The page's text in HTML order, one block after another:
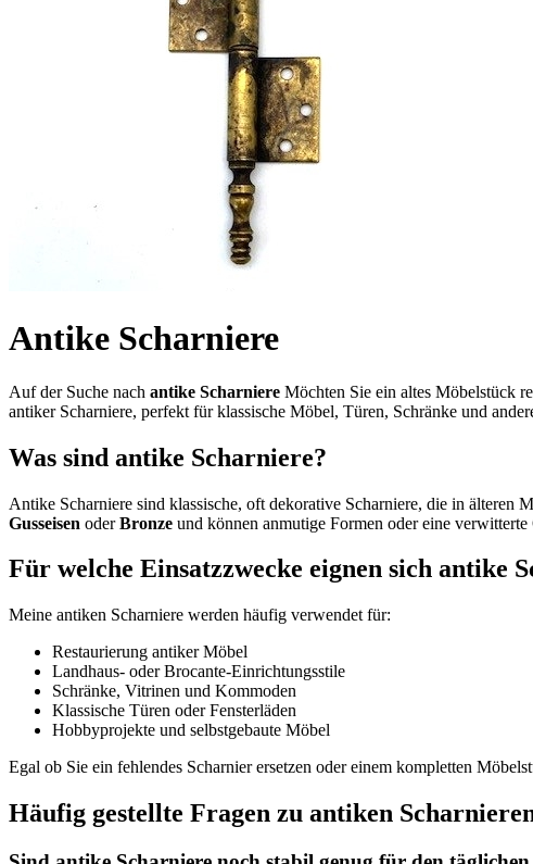
Antike Scharniere
Auf der Suche nach antike Scharniere Möchten Sie ein altes Möbelstück
antiker Scharniere, perfekt für klassische Möbel, Türen, Schränke und
Was sind antike Scharniere?
Antike Scharniere sind klassische, oft dekorative Scharniere, die in älteren
Gusseisen oderBronze und können anmutige Formen oder eine
Für welche Einsatzzwecke eignen sich antike
Meine antiken Scharniere werden häufig verwendet für:
Restaurierung antiker Möbel
Landhaus- oder Brocante-Einrichtungsstile
Schränke, Vitrinen und Kommoden
Klassische Türen oder Fensterläden
Hobbyprojekte und selbstgebaute Möbel
Egal ob Sie ein fehlendes Scharnier ersetzen oder einem kompletten
Häufig gestellte Fragen zu antiken